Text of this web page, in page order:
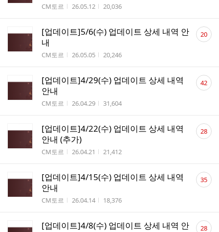
작성자
CM토르 작성시간
26.05.12 조회수
20,036
[업데이트]5/6(수) 업데이트 상세 내역 안
내
작성자
CM토르 작성시간
26.05.05 조회수
20,246
댓
글20
[업데이트]4/29(수) 업데이트 상세 내역
안내
작성자
CM토르 작성시간
26.04.29 조회수
31,604
댓
글42
[업데이트]4/22(수) 업데이트 상세 내역
안내 (추가)
작성자
CM토르 작성시간
26.04.21 조회수
21,412
댓
글28
[업데이트]4/15(수) 업데이트 상세 내역
안내
작성자
CM토르 작성시간
26.04.14 조회수
18,376
댓
글35
[업데이트]4/8(수) 업데이트 상세 내역 안
댓
28